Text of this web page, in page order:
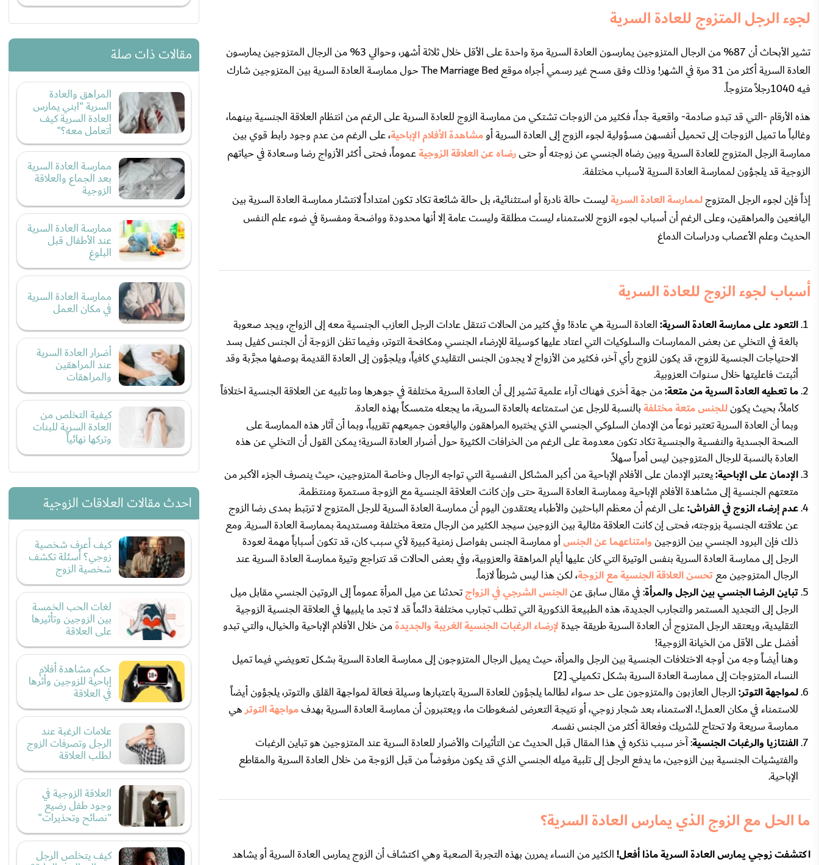
لجوء الرجل المتزوج للعادة السرية
تشير الأبحاث أن 87% من الرجال المتزوجين يمارسون العادة السرية مرة واحدة على الأقل خلال ثلاثة أشهر، وحوالي 3% من الرجال المتزوجين يمارسون
العادة السرية أكثر من 31 مرة في الشهر! وذلك وفق مسح غير رسمي أجراه موقع The Marriage Bed حول ممارسة العادة السرية بين المتزوجين شارك
فيه 1040رجلاً متزوجاً.
هذه الأرقام -التي قد تبدو صادمة- واقعية جداً، فكثير من الزوجات تشتكي من ممارسة الزوج للعادة السرية على الرغم من انتظام العلاقة الجنسية بينهما،
وغالباً ما تميل الزوجات إلى تحميل أنفسهن مسؤولية لجوء الزوج إلى العادة السرية أومشاهدة الأفلام الإباحية، على الرغم من عدم وجود رابط قوي بين
ممارسة الرجل المتزوج للعادة السرية وبين رضاه الجنسي عن زوجته أو حتىرضاه عن العلاقة الزوجيةعموماً، فحتى أكثر الأزواج رضا وسعادة في حياتهم
الزوجية قد يلجؤون لممارسة العادة السرية لأسباب مختلفة.
إذاً فإن لجوء الرجل المتزوجلممارسة العادة السريةليست حالة نادرة أو استثنائية، بل حالة شائعة تكاد تكون امتداداً لانتشار ممارسة العادة السرية بين
اليافعين والمراهقين، وعلى الرغم أن أسباب لجوء الزوج للاستمناء ليست مطلقة وليست عامة إلا أنها محدودة وواضحة ومفسرة في ضوء علم النفس
الحديث وعلم الأعصاب ودراسات الدماغ
أسباب لجوء الزوج للعادة السرية
التعود على ممارسة العادة السرية:العادة السرية هي عادة! وفي كثير من الحالات تنتقل عادات الرجل العازب الجنسية معه إلى الزواج، ويجد صعوبة
بالغة في التخلي عن بعض الممارسات والسلوكيات التي اعتاد عليها كوسيلة للإرضاء الجنسي ومكافحة التوتر، وفيما تظن الزوجة أن الجنس كفيل بسد
الاحتياجات الجنسية للزوج، قد يكون للزوج رأي آخر، فكثير من الأزواج لا يجدون الجنس التقليدي كافياً، ويلجؤون إلى العادة القديمة بوصفها مجرَّبة وقد
أثبتت فاعليتها خلال سنوات العزوبية.
ما تعطيه العادة السرية من متعة:من جهة أخرى فهناك آراء علمية تشير إلى أن العادة السرية مختلفة في جوهرها وما تلبيه عن العلاقة الجنسية اختلافاً
كاملاً، بحيث يكونللجنس متعة مختلفةبالنسبة للرجل عن استمتاعه بالعادة السرية، ما يجعله متمسكاً بهذه العادة.
وبما أن العادة السرية تعتبر نوعاً من الإدمان السلوكي الجنسي الذي يختبره المراهقون واليافعون جميعهم تقريباً، وبما أن آثار هذه الممارسة على
الصحة الجسدية والنفسية والجنسية تكاد تكون معدومة على الرغم من الخرافات الكثيرة حول أضرار العادة السرية؛ يمكن القول أن التخلي عن هذه
العادة بالنسبة للرجال المتزوجين ليس أمراً سهلاً.
الإدمان على الإباحية:يعتبر الإدمان على الأفلام الإباحية من أكبر المشاكل النفسية التي تواجه الرجال وخاصة المتزوجين، حيث ينصرف الجزء الأكبر من
متعتهم الجنسية إلى مشاهدة الأفلام الإباحية وممارسة العادة السرية حتى وإن كانت العلاقة الجنسية مع الزوجة مستمرة ومنتظمة.
عدم إرضاء الزوج في الفراش:على الرغم أن معظم الباحثين والأطباء يعتقدون اليوم أن ممارسة العادة السرية للرجل المتزوج لا ترتبط بمدى رضا الزوج
عن علاقته الجنسية بزوجته، فحتى إن كانت العلاقة مثالية بين الزوجين سيجد الكثير من الرجال متعة مختلفة ومستديمة بممارسة العادة السرية. ومع
ذلك فإن البرود الجنسي بين الزوجينوامتناعهما عن الجنسأو ممارسة الجنس بفواصل زمنية كبيرة لأي سبب كان، قد تكون أسباباً مهمة لعودة
الرجل إلى ممارسة العادة السرية بنفس الوتيرة التي كان عليها أيام المراهقة والعزوبية، وفي بعض الحالات قد تتراجع وتيرة ممارسة العادة السرية عند
الرجال المتزوجين معتحسن العلاقة الجنسية مع الزوجة، لكن هذا ليس شرطاً لازماً.
تباين الرضا الجنسي بين الرجل والمرأة: في مقال سابق عنالجنس الشرجي في الزواجتحدثنا عن ميل المرأة عموماً إلى الروتين الجنسي مقابل ميل
الرجل إلى التجديد المستمر والتجارب الجديدة، هذه الطبيعة الذكورية التي تطلب تجارب مختلفة دائماً قد لا تجد ما يلبيها في العلاقة الجنسية الزوجية
التقليدية، ويعتقد الرجل المتزوج أن العادة السرية طريقة جيدةلإرضاء الرغبات الجنسية الغريبة والجديدةمن خلال الأفلام الإباحية والخيال، والتي تبدو
أفضل على الأقل من الخيانة الزوجية!
وهنا أيضاً وجه من أوجه الاختلافات الجنسية بين الرجل والمرأة، حيث يميل الرجال المتزوجون إلى ممارسة العادة السرية بشكل تعويضي فيما تميل
النساء المتزوجات إلى ممارسة العادة السرية بشكل تكميلي. [2]
لمواجهة التوتر:الرجال العازبون والمتزوجون على حد سواء لطالما يلجؤون للعادة السرية باعتبارها وسيلة فعالة لمواجهة القلق والتوتر، يلجؤون أيضاً
للاستمناء في مكان العمل!، الاستمناء بعد شجار زوجي، أو نتيجة التعرض لضغوطات ما، ويعتبرون أن ممارسة العادة السرية بهدفمواجهة التوترهي
ممارسة سريعة ولا تحتاج للشريك وفعالة أكثر من الجنس نفسه.
الفنتازيا والرغبات الجنسية: آخر سبب نذكره في هذا المقال قبل الحديث عن التأثيرات والأضرار للعادة السرية عند المتزوجين هو تباين الرغبات
والفتيشيات الجنسية بين الزوجين، ما يدفع الرجل إلى تلبية ميله الجنسي الذي قد يكون مرفوضاً من قبل الزوجة من خلال العادة السرية والمقاطع
الإباحية.
ما الحل مع الزوج الذي يمارس العادة السرية؟
اكتشفت زوجي يمارس العادة السرية ماذا أفعل!الكثير من النساء يمررن بهذه التجربة الصعبة وهي اكتشاف أن الزوج يمارس العادة السرية أو يشاهد
مقالات ذات صلة
المراهق والعادة
السرية "ابني يمارس
العادة السرية كيف
أتعامل معه؟"
ممارسة العادة السرية
بعد الجماع والعلاقة
الزوجية
ممارسة العادة السرية
عند الأطفال قبل
البلوغ
ممارسة العادة السرية
في مكان العمل
أضرار العادة السرية
عند المراهقين
والمراهقات
كيفية التخلص من
العادة السرية للبنات
وتركها نهائياً
احدث مقالات العلاقات الزوجية
كيف أعرف شخصية
زوجي؟ أسئلة تكشف
شخصية الزوج
لغات الحب الخمسة
بين الزوجين وتأثيرها
على العلاقة
حكم مشاهدة أفلام
إباحية للزوجين وأثرها
في العلاقة
علامات الرغبة عند
الرجل وتصرفات الزوج
لطلب العلاقة
العلاقة الزوجية في
وجود طفل رضيع
"نصائح وتحذيرات"
كيف يتخلص الرجل